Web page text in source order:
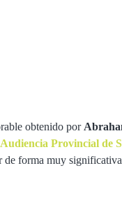
obtenido por
Audiencia Provincial de
forma muy